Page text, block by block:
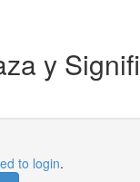
y
to login.